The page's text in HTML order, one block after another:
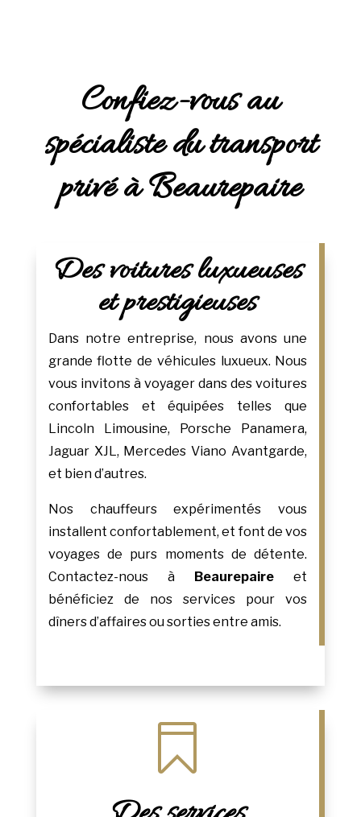
Confiez-vous au
spécialiste du transport
privé à Beaurepaire
Des voitures luxueuses
et prestigieuses
Dans notre entreprise, nous avons une
grande flotte de véhicules luxueux. Nous
vous invitons à voyager dans des voitures
confortables et équipées telles que
Lincoln Limousine, Porsche Panamera,
Jaguar XJL, Mercedes Viano Avantgarde,
et bien d’autres.
Nos chauffeurs expérimentés vous
installent confortablement, et font de vos
voyages de purs moments de détente.
Contactez-nous à Beaurepaire et
bénéficiez de nos services pour vos
dîners d’affaires ou sorties entre amis.
